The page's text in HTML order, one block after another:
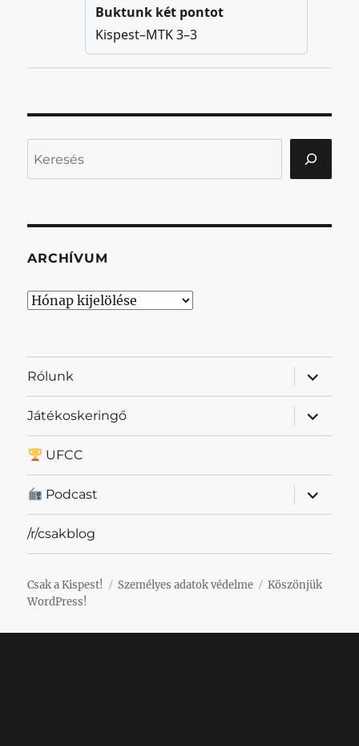
ARCHÍVUM
Archívum
Rólunk
almenü
Játékoskeringő
almenü
UFCC
Podcast
almenü
/r/csakblog
Csak a Kispest! Személyes adatok védelme
Köszönjük
WordPress!